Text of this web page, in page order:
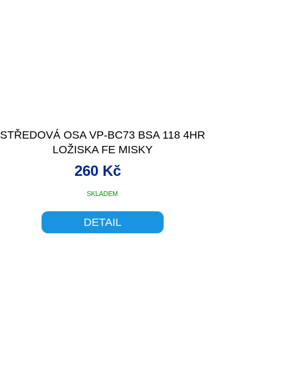
STŘEDOVÁ OSA VP-BC73 BSA 118 4HR
LOŽISKA FE MISKY
SKLADEM
260 Kč
DETAIL